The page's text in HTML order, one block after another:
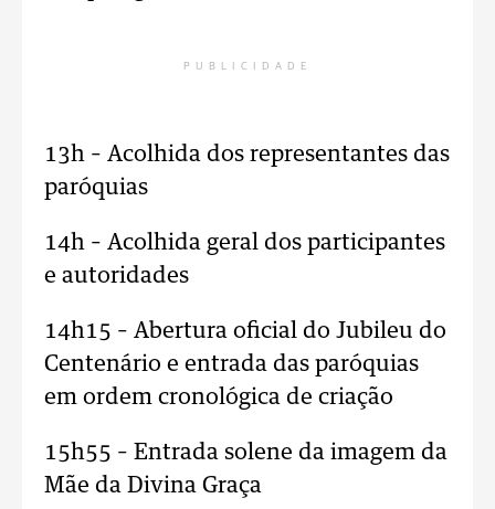
PUBLICIDADE
13h – Acolhida dos representantes das
paróquias
14h – Acolhida geral dos participantes
e autoridades
14h15 – Abertura oficial do Jubileu do
Centenário e entrada das paróquias
em ordem cronológica de criação
15h55 – Entrada solene da imagem da
Mãe da Divina Graça